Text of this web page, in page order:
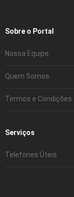
Sobre o Portal
Nossa Equipe
Quem Somos
Termos e Condições
Serviços
Telefones Úteis